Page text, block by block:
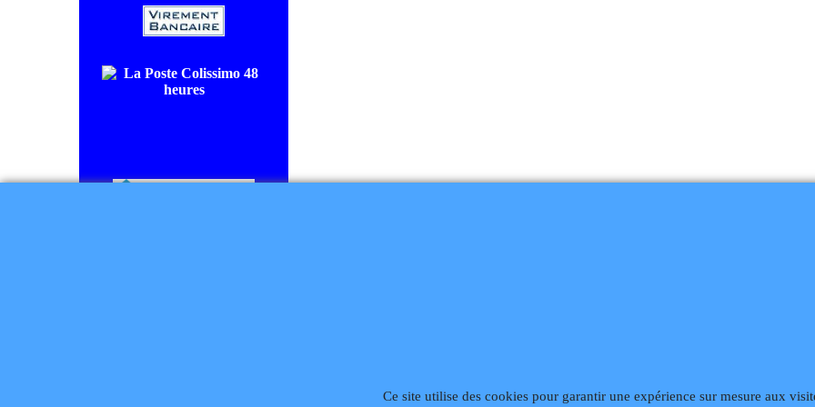
02 99 868 868 Fax 02 99 868 869 Contact mail Site hébergé par Infomaniak
Ce site utilise des cookies pour garantir une expérience sur mesure aux